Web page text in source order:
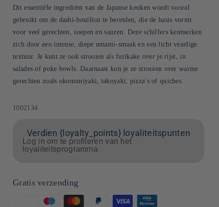
Dit essentiële ingrediënt van de Japanse keuken wordt vooral
gebruikt om de dashi-bouillon te bereiden, die de basis vormt
voor veel gerechten, soepen en sauzen. Deze schilfers kenmerken
zich door een intense, diepe umami-smaak en een licht vezelige
textuur. Je kunt ze ook strooien als furikake over je rijst, in
salades of poke bowls. Daarnaast kun je ze strooien over warme
gerechten zoals okonomiyaki, takoyaki, pizza’s of quiches.
SKU:
1002134
Verdien {loyalty_points} loyaliteitspunten
Log in om te profiteren van het
loyaliteitsprogramma
Gratis verzending
Betaalmethoden